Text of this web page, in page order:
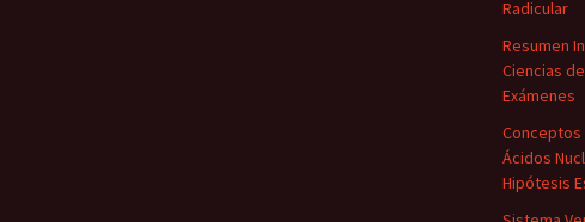
Radicular
Resumen
Ciencias
Exámenes
Conceptos
Ácidos
Hipótesis